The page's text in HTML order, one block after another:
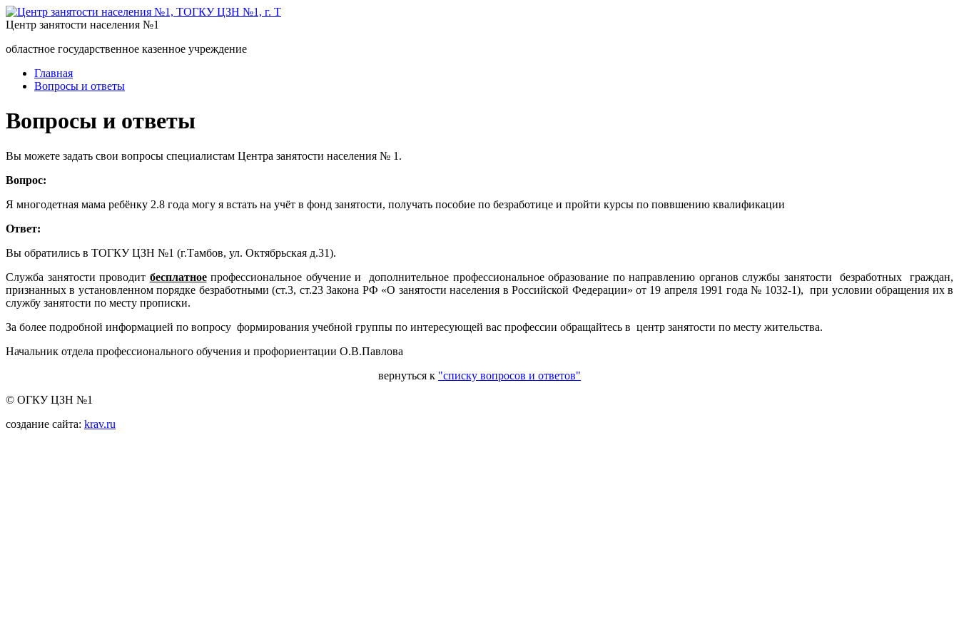
Центр занятости населения №1
областное государственное казенное учреждение
Главная
Вопросы и ответы
Вопросы и ответы
Вы можете задать свои вопросы специалистам Центра занятости населения № 1.
Вопрос:
Я многодетная мама ребёнку 2.8 года могу я встать на учёт в фонд занятости, получать пособие по безработице и пройти курсы по поввшению квалификации
Ответ:
Вы обратились в ТОГКУ ЦЗН №1 (г.Тамбов, ул. Октябрьская д.31).
Служба занятости проводит бесплатное профессиональное обучение и дополнительное профессиональное образование по направлению органов службы занятости безработных граждан,
признанных в установленном порядке безработными (ст.3, ст.23 Закона РФ «О занятости населения в Российской Федерации» от 19 апреля 1991 года № 1032-1), при условии обращения их в
службу занятости по месту прописки.
За более подробной информацией по вопросу формирования учебной группы по интересующей вас профессии обращайтесь в центр занятости по месту жительства.
Начальник отдела профессионального обучения и профориентации О.В.Павлова
вернуться к "списку вопросов и ответов"
© ОГКУ ЦЗН №1
создание сайта: krav.ru